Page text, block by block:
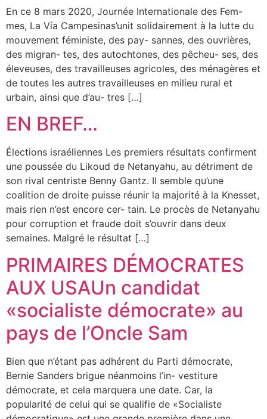
En ce 8 mars 2020, Journée Internationale des Fem-
mes, La Vía Campesinas’unit solidairement à la lutte du
mouvement féministe, des pay- sannes, des ouvrières,
des migran- tes, des autochtones, des pêcheu- ses, des
éleveuses, des travailleuses agricoles, des ménagères et
de toutes les autres travailleuses en milieu rural et
urbain, ainsi que d’au- tres […]
EN BREF…
Élections israéliennes Les premiers résultats confirment
une poussée du Likoud de Netanyahu, au détriment de
son rival centriste Benny Gantz. Il semble qu’une
coalition de droite puisse réunir la majorité à la Knesset,
mais rien n’est encore cer- tain. Le procès de Netanyahu
pour corruption et fraude doit s’ouvrir dans deux
semaines. Malgré le résultat […]
PRIMAIRES DÉMOCRATES
AUX USAUn candidat
«socialiste démocrate» au
pays de l’Oncle Sam
Bien que n’étant pas adhérent du Parti démocrate,
Bernie Sanders brigue néanmoins l’in- vestiture
démocrate, et cela marquera une date. Car, la
popularité de celui qui se qualifie de «Socialiste